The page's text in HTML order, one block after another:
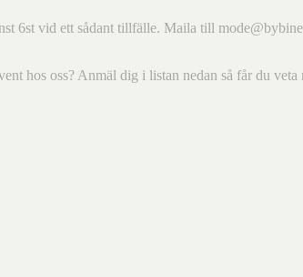
6st vid ett sådant tillfälle. Maila till
hos oss? Anmäl dig i listan nedan så får du veta